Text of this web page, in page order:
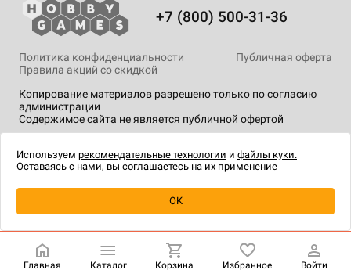
Уведомить о наличии
+7 (800) 500-31-36
Копирование материалов разрешено только по согласию
администрации
Содержимое сайта не является публичной офертой
Политика конфиденциальности
Публичная оферта
Правила акций со скидкой
технологии.
Главная Каталог Корзина Избранное Войти
Используем рекомендательные технологии и файлы куки.
Оставаясь с нами, вы соглашаетесь на их применение
OK